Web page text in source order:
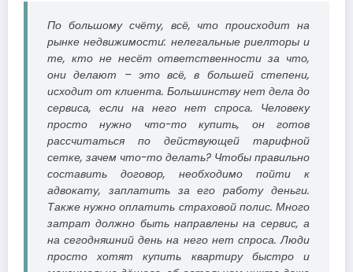
По большому счёту, всё, что происходит на
рынке недвижимости: нелегальные риелторы и
те, кто не несёт ответственности за что,
они делают – это всё, в большей степени,
исходит от клиента. Большинству нет дела до
сервиса, если на него нет спроса. Человеку
просто нужно что-то купить, он готов
рассчитаться по действующей тарифной
сетке, зачем что-то делать? Чтобы правильно
составить договор, необходимо пойти к
адвокату, заплатить за его работу деньги.
Также нужно оплатить страховой полис. Много
затрат должно быть направлены на сервис, а
на сегодняшний день на него нет спроса. Люди
просто хотят купить квартиру быстро и